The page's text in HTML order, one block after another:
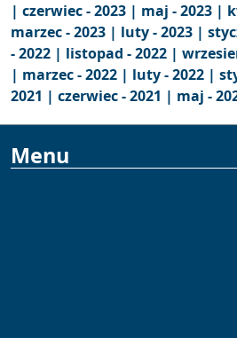
| czerwiec - 2023 | maj - 2023 |
marzec - 2023 | luty - 2023 |
- 2022 | listopad - 2022 |
| marzec - 2022 | luty - 2022 |
2021 | czerwiec - 2021 | maj -
Menu